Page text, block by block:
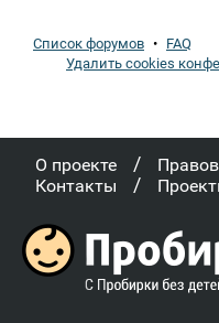
Список форумов • FAQ
Удалить cookies
О проекте /
Контакты /